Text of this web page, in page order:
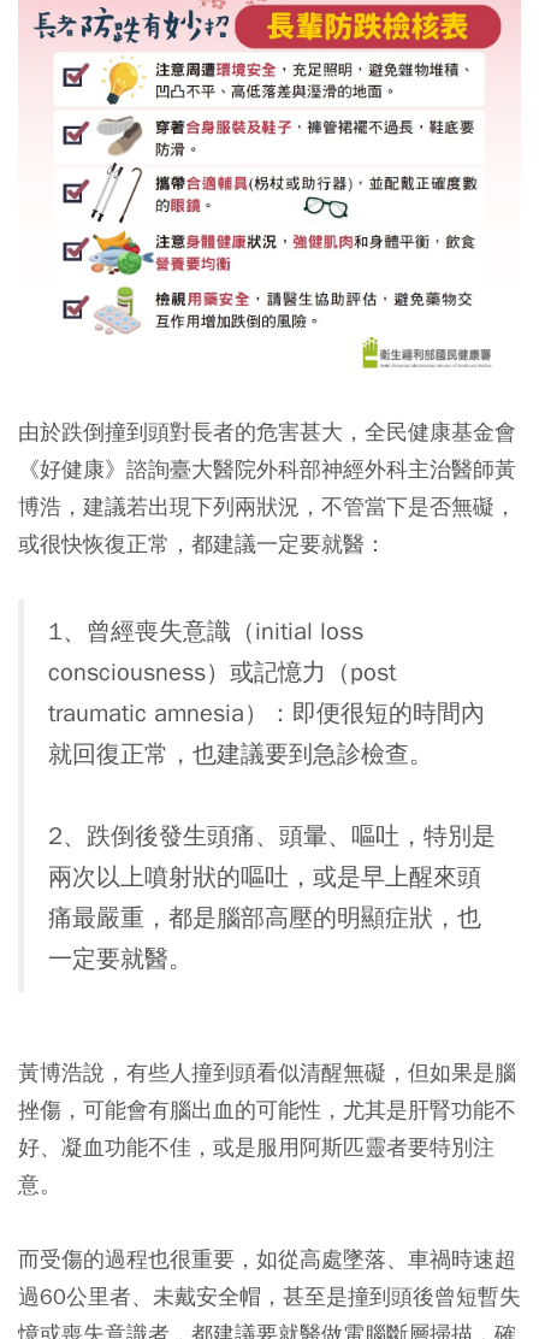
由於跌倒撞到頭對長者的危害甚大，全民健康基金會
《好健康》諮詢臺大醫院外科部神經外科主治醫師黃
博浩，建議若出現下列兩狀況，不管當下是否無礙，
或很快恢復正常，都建議一定要就醫：
1、曾經喪失意識（initial loss
consciousness）或記憶力（post
traumatic amnesia）：即便很短的時間內
就回復正常，也建議要到急診檢查。
2、跌倒後發生頭痛、頭暈、嘔吐，特別是
兩次以上噴射狀的嘔吐，或是早上醒來頭
痛最嚴重，都是腦部高壓的明顯症狀，也
一定要就醫。
黃博浩說，有些人撞到頭看似清醒無礙，但如果是腦
挫傷，可能會有腦出血的可能性，尤其是肝腎功能不
好、凝血功能不佳，或是服用阿斯匹靈者要特別注
意。
而受傷的過程也很重要，如從高處墜落、車禍時速超
過60公里者、未戴安全帽，甚至是撞到頭後曾短暫失